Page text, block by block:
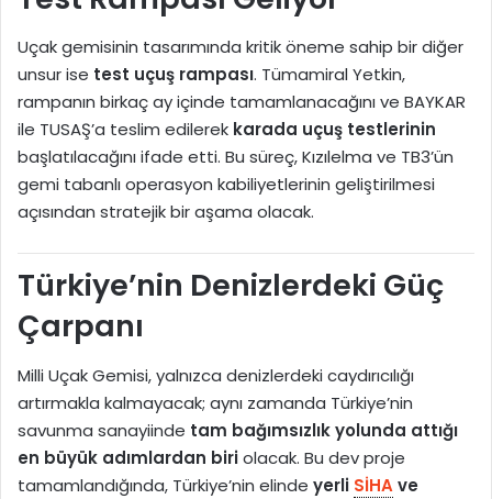
Uçak gemisinin tasarımında kritik öneme sahip bir diğer
unsur ise test uçuş rampası. Tümamiral Yetkin,
rampanın birkaç ay içinde tamamlanacağını ve BAYKAR
ile TUSAŞ’a teslim edilerek karada uçuş testlerinin
başlatılacağını ifade etti. Bu süreç, Kızılelma ve TB3’ün
gemi tabanlı operasyon kabiliyetlerinin geliştirilmesi
açısından stratejik bir aşama olacak.
Türkiye’nin Denizlerdeki Güç
Çarpanı
Milli Uçak Gemisi, yalnızca denizlerdeki caydırıcılığı
artırmakla kalmayacak; aynı zamanda Türkiye’nin
savunma sanayiinde tam bağımsızlık yolunda attığı
en büyük adımlardan biriolacak. Bu dev proje
tamamlandığında, Türkiye’nin elinde yerli SİHAve